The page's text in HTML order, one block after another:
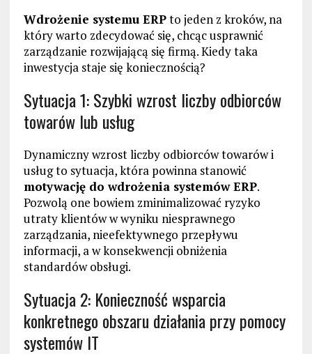
Wdrożenie systemu ERPto jeden z kroków, na
który warto zdecydować się, chcąc usprawnić
zarządzanie rozwijającą się firmą. Kiedy taka
inwestycja staje się koniecznością?
Sytuacja 1: Szybki wzrost liczby odbiorców
towarów lub usług
Dynamiczny wzrost liczby odbiorców towarów i
usług to sytuacja, która powinna stanowić
motywację do wdrożenia systemów ERP.
Pozwolą one bowiem zminimalizować ryzyko
utraty klientów w wyniku niesprawnego
zarządzania, nieefektywnego przepływu
informacji, a w konsekwencji obniżenia
standardów obsługi.
Sytuacja 2: Konieczność wsparcia
konkretnego obszaru działania przy pomocy
systemów IT